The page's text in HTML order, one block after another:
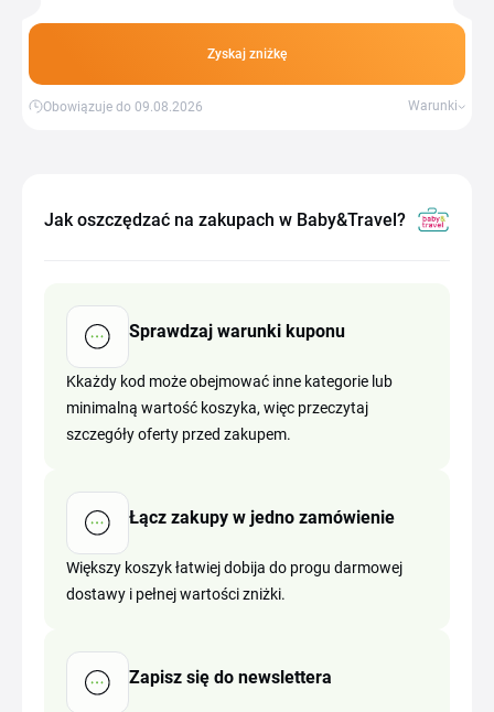
Zyskaj zniżkę
Obowiązuje do 09.08.2026 Warunki
Jak oszczędzać na zakupach w Baby&Travel?
Sprawdzaj warunki kuponu
Kkażdy kod może obejmować inne kategorie lub
minimalną wartość koszyka, więc przeczytaj
szczegóły oferty przed zakupem.
Łącz zakupy w jedno zamówienie
Większy koszyk łatwiej dobija do progu darmowej
dostawy i pełnej wartości zniżki.
Zapisz się do newslettera